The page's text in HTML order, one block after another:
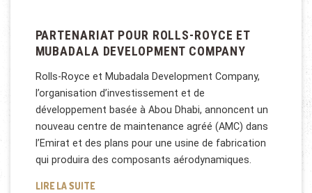
PARTENARIAT POUR ROLLS-ROYCE ET
MUBADALA DEVELOPMENT COMPANY
Rolls-Royce et Mubadala Development Company,
l’organisation d’investissement et de
développement basée à Abou Dhabi, annoncent un
nouveau centre de maintenance agréé (AMC) dans
l’Emirat et des plans pour une usine de fabrication
qui produira des composants aérodynamiques.
LIRE LA SUITEPARTENARIAT POUR ROLLS-ROYCE ET MUBADALA